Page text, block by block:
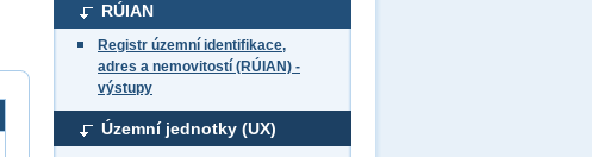
RÚIAN
Registr územní identifikace,
adres a nemovitostí (RÚIAN) -
výstupy
Územní jednotky (UX)